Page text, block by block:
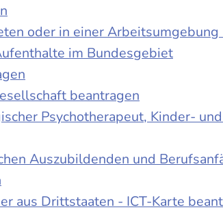
oder in einer
im Bundesgebiet
beantragen
Psychotherapeut, Kinder-
Auszubildenden und
aus Drittstaaten - ICT-Karte